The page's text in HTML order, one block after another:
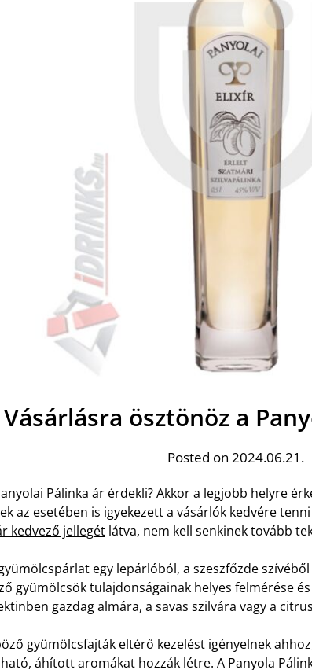
Vásárlásra ösztönöz a
Posted on 2024.06.21.
Pálinka ár érdekli? Akkor a legjobb helyre
az esetében is igyekezett a vásárlók kedvére
kedvező jellegét látva, nem kell senkinek tovább
egy lepárlóból, a szeszfőzde
gyümölcsök tulajdonságainak helyes felmérése
gazdag almára, a savas szilvára vagy a
gyümölcsfajták eltérő kezelést igényelnek
áhított aromákat hozzák létre. A Panyola